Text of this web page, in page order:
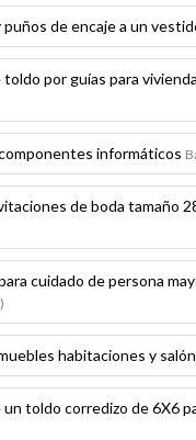
puños de encaje a un
por guías para
informáticos
de boda tamaño
cuidado de persona
habitaciones y salón
toldo corredizo de 6X6